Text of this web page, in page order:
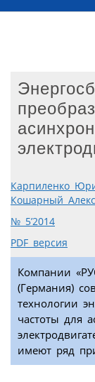
Карпиленко
Кошарный
№ 5’2014
PDF версия
Компании
(Германия)
технологии
частоты для
имеют ряд